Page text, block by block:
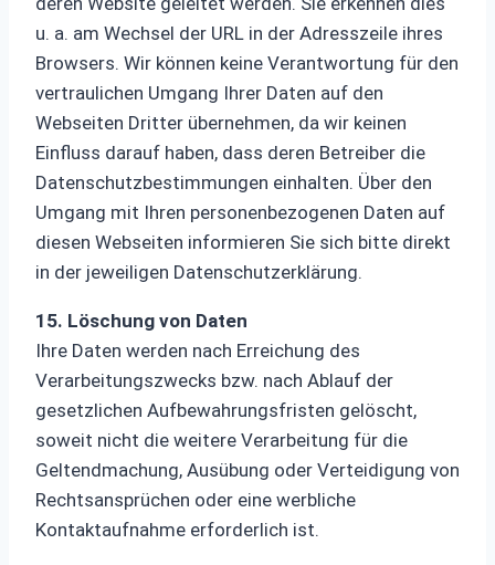
u. a. am Wechsel der URL in der Adresszeile ihres
Browsers. Wir können keine Verantwortung für den
vertraulichen Umgang Ihrer Daten auf den
Webseiten Dritter übernehmen, da wir keinen
Einfluss darauf haben, dass deren Betreiber die
Datenschutzbestimmungen einhalten. Über den
Umgang mit Ihren personenbezogenen Daten auf
diesen Webseiten informieren Sie sich bitte direkt
in der jeweiligen Datenschutzerklärung.
15. Löschung von Daten
Ihre Daten werden nach Erreichung des
Verarbeitungszwecks bzw. nach Ablauf der
gesetzlichen Aufbewahrungsfristen gelöscht,
soweit nicht die weitere Verarbeitung für die
Geltendmachung, Ausübung oder Verteidigung von
Rechtsansprüchen oder eine werbliche
Kontaktaufnahme erforderlich ist.